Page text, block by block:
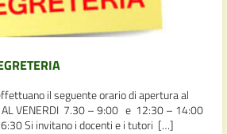
il seguente orario di apertura al
AL VENERDI 7.30 – 9:00 e 12:30 – 14:00
Si invitano i docenti e i tutori […]